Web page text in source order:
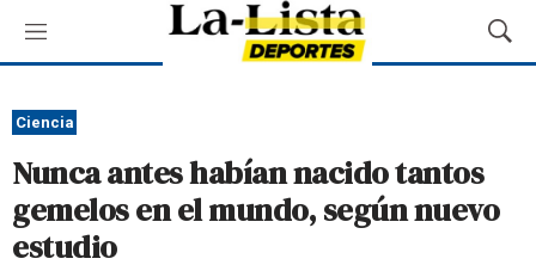
M
e
ú
M
o
B
Ciencia
Nunca antes habían nacido tantos
gemelos en el mundo, según nuevo
estudio